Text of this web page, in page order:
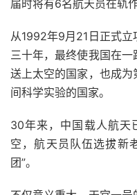
届时将有6名航天员在轨作
从1992年9月21日正式立
三十年，最终使我国在
送上太空的国家，也成
间科学实验的国家。
30年来，中国载人航天
空，航天员队伍选拔新
团”。